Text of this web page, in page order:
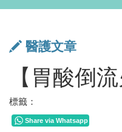
醫護文章
【胃酸倒
標籤：
Share via Whatsapp